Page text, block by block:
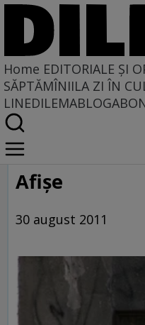
Home EDITORIALE ȘI
SĂPTĂMÎNIILA ZI ÎN
LINEDILEMABLOG
Home
Galerie
Afişe
30 august 2011